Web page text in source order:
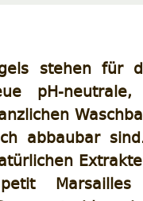
stehen für
pH-
abbaubar